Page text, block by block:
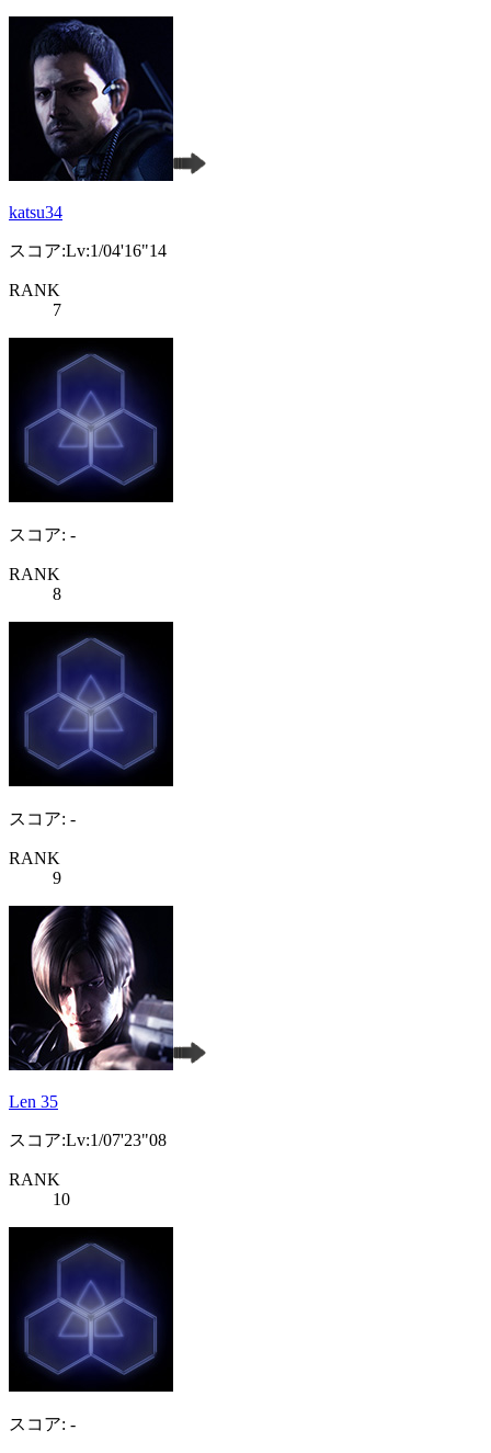
katsu34
スコア:Lv:1/04'16"14
RANK
7
スコア: -
RANK
8
スコア: -
RANK
9
Len 35
スコア:Lv:1/07'23"08
RANK
10
スコア: -